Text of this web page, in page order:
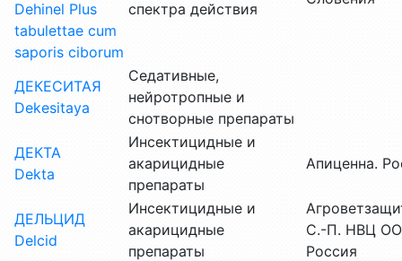
Dehinel Plus
tabulettae cum
saporis ciborum
спектра действия
ДЕКЕСИТАЯ
Dekesitaya
Седативные,
нейротропные и
снотворные препараты
ДЕКТА
Dekta
Инсектицидные и
акарицидные
препараты
Апиценна.
ДЕЛЬЦИД
Delcid
Инсектицидные и
акарицидные
препараты
С.-П. НВЦ
Россия